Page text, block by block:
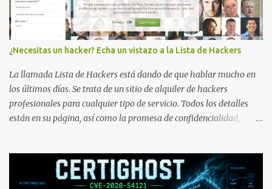
¿Necesitas un hacker? Echa un vistazo a la Lista de Hackers
La llamada Lista de Hackers está dando de que hablar mucho en
los últimos días. Se trata de un sitio de alquiler de hackers
profesionales para cualquier tipo de servicio. Todos los detalles
están en su página, así como la promesa de confidencialidad,
contratados desde la plataforma. En el sitio se asegura de que
Lista de Hackers, con identidades desconocidas, fue creada para un